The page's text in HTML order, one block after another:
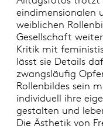
eindimensionalen
weiblichen
Gesellschaft
Kritik mit
lässt sie Details
zwangsläufig
Rollenbildes sein
individuell ihre
gestalten und
Die Ästhetik von